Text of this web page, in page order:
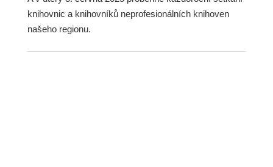
knihovnic a knihovníků neprofesionálních knihoven
našeho regionu.